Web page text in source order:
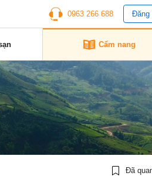
0963 266 688 Đăng
Cẩm nang
Đã